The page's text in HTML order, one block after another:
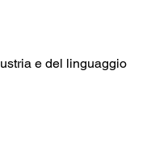
e del linguaggio